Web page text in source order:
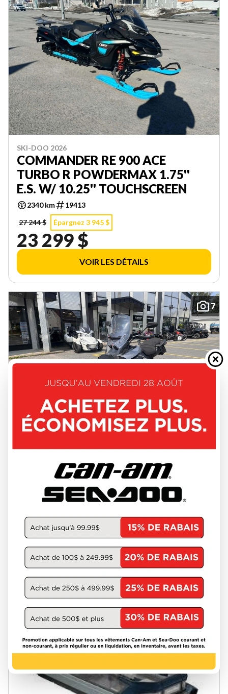
SKI-DOO 2026
COMMANDER RE 900 ACE
TURBO R POWDERMAX 1.75''
E.S. W/ 10.25'' TOUCHSCREEN
2340 km
19413
27 244 $
Épargnez 3 945 $
23 299 $
VOIR LES DÉTAILS
7
CAN-AM 2025
CAYON
1400 km
18248-DEMO
26 995 $
VOIR LES DÉTAILS